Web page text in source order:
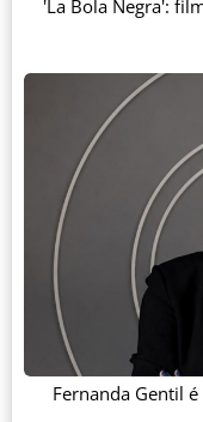
'La Bola Negra':
Fernanda Gentil